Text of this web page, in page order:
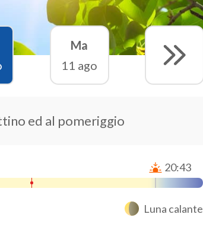
Ma
11 ago
ed al pomeriggio
20:43
Luna calante